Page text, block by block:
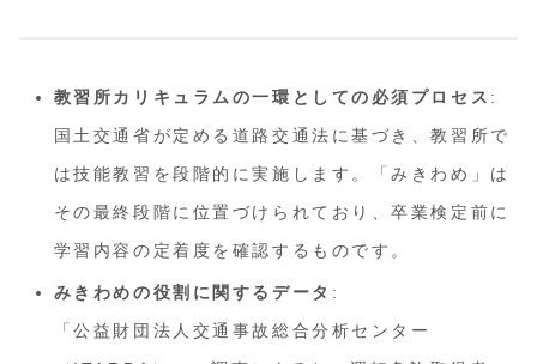
教習所カリキュラムの一環としての必須プロセス :
国土交通省が定める道路交通法に基づき、教習所で
は技能教習を段階的に実施します。「みきわめ」は
その最終段階に位置づけられており、卒業検定前に
学習内容の定着度を確認するものです。
みきわめの役割に関するデータ :
「公益財団法人交通事故総合分析センター